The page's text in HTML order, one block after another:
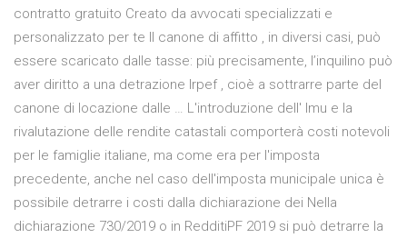
contratto gratuito Creato da avvocati specializzati e
personalizzato per te Il canone di affitto , in diversi casi, può
essere scaricato dalle tasse: più precisamente, l’inquilino può
aver diritto a una detrazione Irpef , cioè a sottrarre parte del
canone di locazione dalle … L'introduzione dell' Imu e la
rivalutazione delle rendite catastali comporterà costi notevoli
per le famiglie italiane, ma come era per l'imposta
precedente, anche nel caso dell'imposta municipale unica è
possibile detrarre i costi dalla dichiarazione dei Nella
dichiarazione 730/2019 o in RedditiPF 2019 si può detrarre la